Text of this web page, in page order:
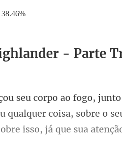
38.46%
- Parte
qualquer coisa, sobre o